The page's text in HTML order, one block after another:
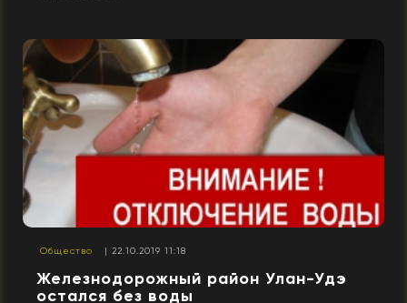
Общество | 22.10.2019 11:18
Железнодорожный район Улан-Удэ
остался без воды